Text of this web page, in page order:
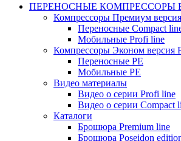
ПЕРЕНОСНЫЕ КОМПРЕССОРЫ
Компрессоры Премиум
Переносные Compact
Мобильные Profi line
Компрессоры Эконом версия
Переносные PE
Мобильные PE
Видео материалы
Видео о серии Profi line
Видео о серии Compact
Каталоги
Брошюра Premium line
Брошюра Poseidon